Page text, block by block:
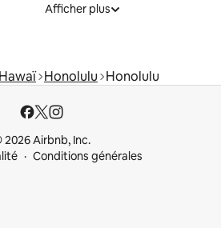
Afficher plus
Hawaï Honolulu Honolulu
2026 Airbnb, Inc.
Conditions générales